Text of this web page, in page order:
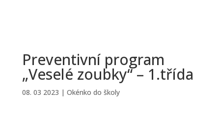
Preventivní program
„Veselé zoubky“ – 1.třída
08. 03 2023 | Okénko do školy